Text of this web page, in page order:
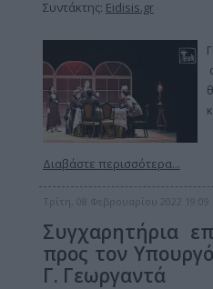
Συντάκτης: Eidisis.gr
Διαβάστε περισσότερα...
Τρίτη, 08 Φεβρουαρίου 2022 19:09
Συγχαρητήρια
προς τον
Γ. Γεωργαντά